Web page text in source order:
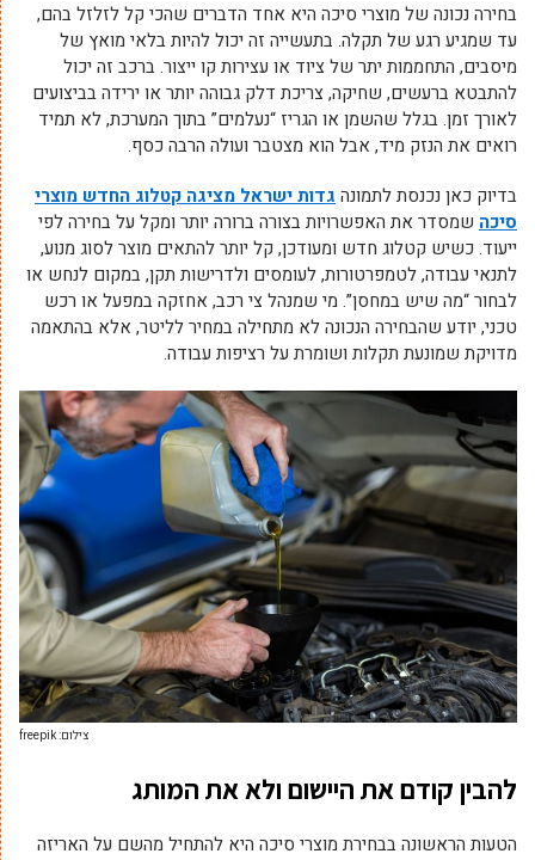
בחירה נכונה של מוצרי סיכה היא אחד הדברים שהכי קל לזלזל בהם,
עד שמגיע רגע של תקלה. בתעשייה זה יכול להיות בלאי מואץ של
מיסבים, התחממות יתר של ציוד או עצירות קו ייצור. ברכב זה יכול
להתבטא ברעשים, שחיקה, צריכת דלק גבוהה יותר או ירידה בביצועים
לאורך זמן. בגלל שהשמן או הגריז “נעלמים” בתוך המערכת, לא תמיד
רואים את הנזק מיד, אבל הוא מצטבר ועולה הרבה כסף.
בדיוק כאן נכנסת לתמונה גדות ישראל מציגה קטלוג החדש מוצרי
סיכה שמסדר את האפשרויות בצורה ברורה יותר ומקל על בחירה לפי
ייעוד. כשיש קטלוג חדש ומעודכן, קל יותר להתאים מוצר לסוג מנוע,
לתנאי עבודה, לטמפרטורות, לעומסים ולדרישות תקן, במקום לנחש או
לבחור “מה שיש במחסן”. מי שמנהל צי רכב, אחזקה במפעל או רכש
טכני, יודע שהבחירה הנכונה לא מתחילה במחיר לליטר, אלא בהתאמה
מדויקת שמונעת תקלות ושומרת על רציפות עבודה.
צילום: freepik
להבין קודם את היישום ולא את המותג
הטעות הראשונה בבחירת מוצרי סיכה היא להתחיל מהשם על האריזה